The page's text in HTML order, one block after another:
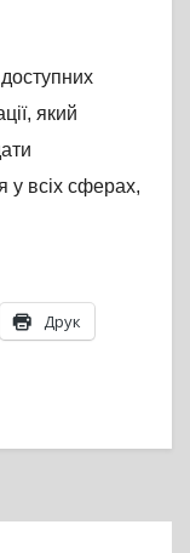
який
у всіх сферах,
Друк